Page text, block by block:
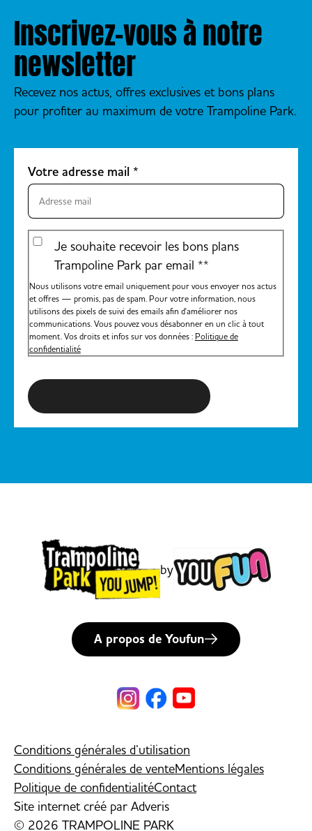
Inscrivez-vous à notre
newsletter
Recevez nos actus, offres exclusives et bons plans
pour profiter au maximum de votre Trampoline Park.
Votre adresse mail *
Je souhaite recevoir les bons plans
Trampoline Park par email **
Nous utilisons votre email uniquement pour vous envoyer nos actus
et offres — promis, pas de spam. Pour votre information, nous
utilisons des pixels de suivi des emails afin d'améliorer nos
communications. Vous pouvez vous désabonner en un clic à tout
moment. Vos droits et infos sur vos données : Politique de
confidentialité
by
A propos de Youfun
Conditions générales d’utilisation
Conditions générales de venteMentions légales
Politique de confidentialitéContact
Site internet créé par Adveris
© 2026 TRAMPOLINE PARK